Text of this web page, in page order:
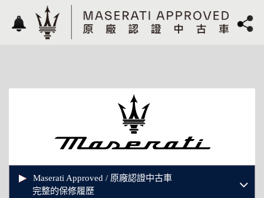
Maserati Approved / 原廠認證中古車
完整的保修履歷